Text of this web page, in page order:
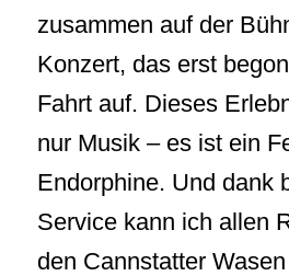
zusammen auf der
Konzert, das erst
Fahrt auf. Dieses
nur Musik – es ist ein
Endorphine. Und dank
Service kann ich allen
den Cannstatter